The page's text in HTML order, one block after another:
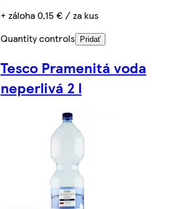
+ záloha 0,15 € / za kus
Quantity controls
Pridať
Tesco Pramenitá voda
neperlivá 2 l